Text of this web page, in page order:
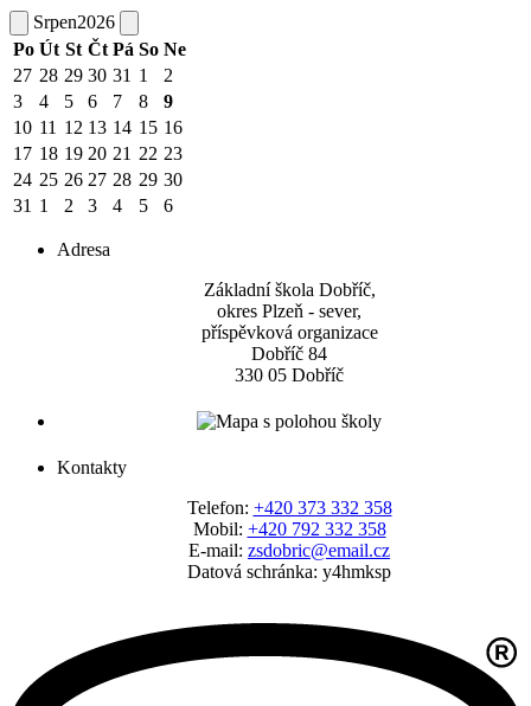
Srpen2026
Po Út St Čt Pá So Ne
27 28 29 30 31 1
2
3
4 5 6 7 8
9
10 11 12 13 14 15 16
17 18 19 20 21 22 23
24 25 26 27 28 29 30
31 1 2 3 4 5 6
Adresa
Základní škola Dobříč,
okres Plzeň - sever,
příspěvková organizace
Dobříč 84
330 05 Dobříč
Kontakty
Telefon: +420 373 332 358
Mobil: +420 792 332 358
E-mail: zsdobric@email.cz
Datová schránka: y4hmksp